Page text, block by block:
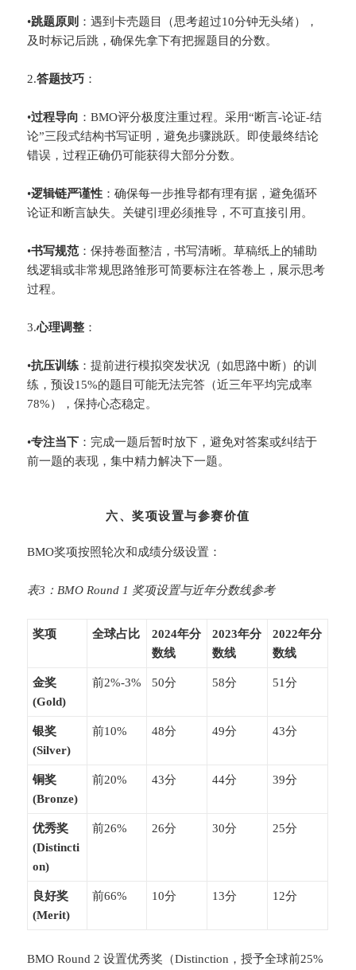
•​跳题原则​ ​：遇到卡壳题目（思考超过10分钟无头绪），
及时标记后跳，确保先拿下有把握题目的分数。
2.​答题技巧​ ​：
•​过程导向​ ​：BMO评分极度注重过程。采用“断言-论证-结
论”三段式结构书写证明，避免步骤跳跃。即使最终结论
错误，过程正确仍可能获得大部分分数。
•​逻辑链严谨性​ ​：确保每一步推导都有理有据，避免循环
论证和断言缺失。关键引理必须推导，不可直接引用。
•​书写规范​ ​：保持卷面整洁，书写清晰。草稿纸上的辅助
线逻辑或非常规思路雏形可简要标注在答卷上，展示思考
过程。
3.​心理调整​ ​：
•​抗压训练​ ​：提前进行模拟突发状况（如思路中断）的训
练，预设15%的题目可能无法完答（近三年平均完成率
78%），保持心态稳定。
•​专注当下​ ​：完成一题后暂时放下，避免对答案或纠结于
前一题的表现，集中精力解决下一题。
六、奖项设置与参赛价值
BMO奖项按照轮次和成绩分级设置：
表3：BMO Round 1 奖项设置与近年分数线参考
​奖项​ ​全球占比​
​2024年分
数线​
​2023年分
数线​
​2022年分
数线​
​金奖
(Gold)​
前2%-3% 50分 58分 51分
​银奖
(Silver)​
前10% 48分 49分 43分
​铜奖
(Bronze)​
前20% 43分 44分 39分
​优秀奖
(Distincti
on)​
前26% 26分 30分 25分
​良好奖
(Merit)​
前66% 10分 13分 12分
BMO Round 2 设置优秀奖（Distinction，授予全球前25%